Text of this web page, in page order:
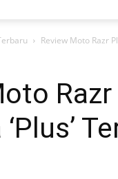
Review Moto Razr